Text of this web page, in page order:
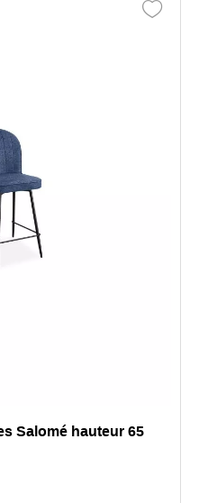
Salomé hauteur 65